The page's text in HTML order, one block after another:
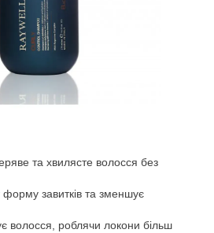
та хвилясте волосся без
завитків та зменшує
волосся, роблячи локони більш